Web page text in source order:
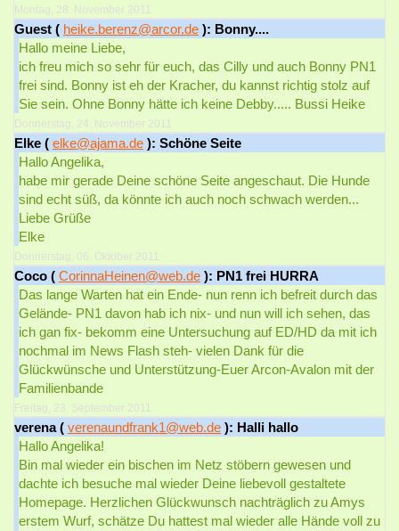
Montag, 28. November 2011
Guest ( heike.berenz@arcor.de ): Bonny....
Hallo meine Liebe,
ich freu mich so sehr für euch, das Cilly und auch Bonny PN1
frei sind. Bonny ist eh der Kracher, du kannst richtig stolz auf
Sie sein. Ohne Bonny hätte ich keine Debby..... Bussi Heike
Donnerstag, 24. November 2011
Elke ( elke@ajama.de ): Schöne Seite
Hallo Angelika,
habe mir gerade Deine schöne Seite angeschaut. Die Hunde
sind echt süß, da könnte ich auch noch schwach werden...
Liebe Grüße
Elke
Donnerstag, 06. Oktober 2011
Coco ( CorinnaHeinen@web.de ): PN1 frei HURRA
Das lange Warten hat ein Ende- nun renn ich befreit durch das
Gelände- PN1 davon hab ich nix- und nun will ich sehen, das
ich gan fix- bekomm eine Untersuchung auf ED/HD da mit ich
nochmal im News Flash steh- vielen Dank für die
Glückwünsche und Unterstützung-Euer Arcon-Avalon mit der
Familienbande
Freitag, 23. September 2011
verena ( verenaundfrank1@web.de ): Halli hallo
Hallo Angelika!
Bin mal wieder ein bischen im Netz stöbern gewesen und
dachte ich besuche mal wieder Deine liebevoll gestaltete
Homepage. Herzlichen Glückwunsch nachträglich zu Amys
erstem Wurf, schätze Du hattest mal wieder alle Hände voll zu